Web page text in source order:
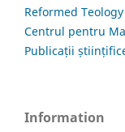
Reformed
Centrul pentru
Publicații
Information